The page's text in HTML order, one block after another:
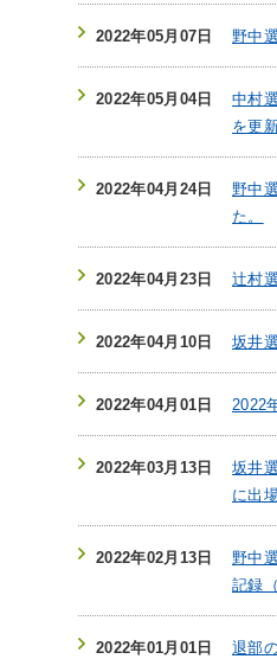
2022年05月07日 野中
2022年05月04日
中村
を更
2022年04月24日
野中
た。
2022年04月23日 辻村
2022年04月10日 坂井
2022年04月01日 2022
2022年03月13日
坂井
に出
2022年02月13日
野中
記録
2022年01月01日 退部